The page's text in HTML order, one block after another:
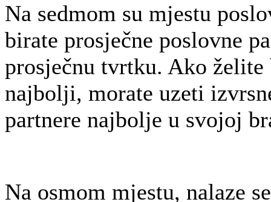
Na sedmom su mjestu
birate prosječne poslovne
prosječnu tvrtku. Ako
najbolji, morate uzeti
partnere najbolje u svojoj
Na osmom mjestu, nalaze